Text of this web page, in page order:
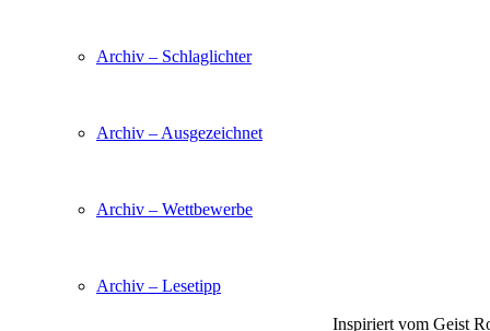
Archiv – Schlaglichter
Archiv – Ausgezeichnet
Archiv – Wettbewerbe
Archiv – Lesetipp
Inspiriert vom Geist